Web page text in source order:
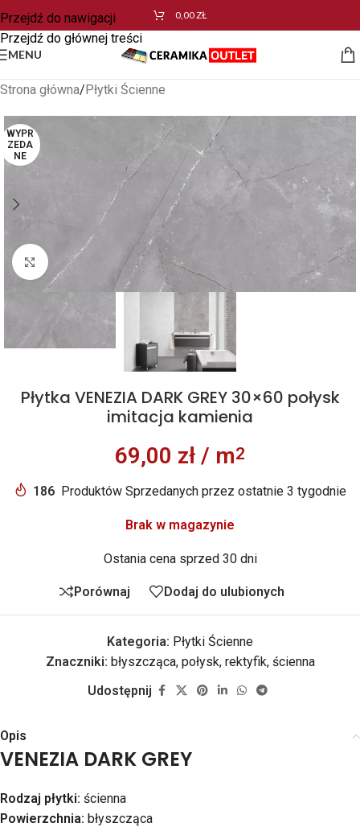
Przejdź do nawigacji
Przejdź do głównej treści
0,00ZŁ
MENU
Strona główna/Płytki Ścienne
WYPR
ZEDA
NE
Kliknij aby powiększyć
Płytka VENEZIA DARK GREY 30×60 połysk
imitacja kamienia
69,00 zł / m2
186 Produktów Sprzedanych przez ostatnie 3 tygodnie
Brak w magazynie
Ostania cena sprzed 30 dni
Porównaj Dodaj do ulubionych
Kategoria: Płytki Ścienne
Znaczniki: błyszcząca, połysk, rektyfik, ścienna
Udostępnij
Opis
VENEZIA DARK GREY
Rodzaj płytki: ścienna
Powierzchnia: błyszcząca